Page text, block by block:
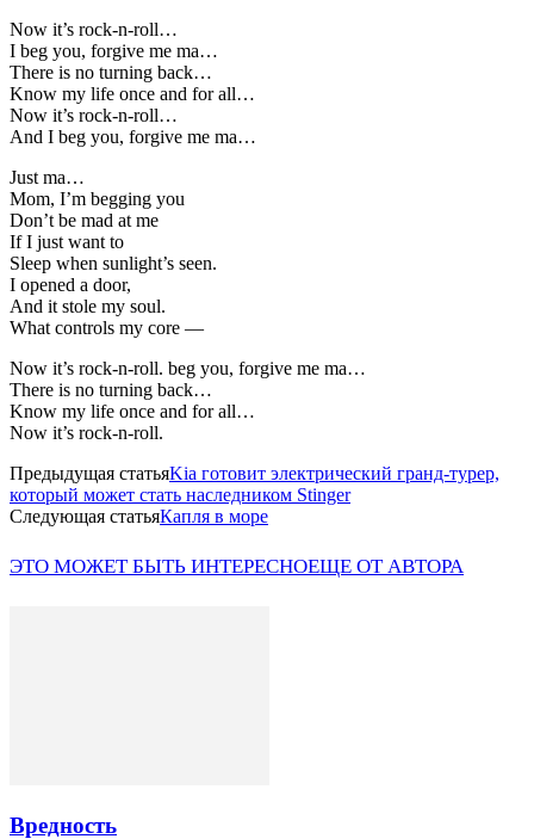
Now it’s rock-n-roll…
I beg you, forgive me ma…
There is no turning back…
Know my life once and for all…
Now it’s rock-n-roll…
And I beg you, forgive me ma…
Just ma…
Mom, I’m begging you
Don’t be mad at me
If I just want to
Sleep when sunlight’s seen.
I opened a door,
And it stole my soul.
What controls my core —
Now it’s rock-n-roll. beg you, forgive me ma…
There is no turning back…
Know my life once and for all…
Now it’s rock-n-roll.
Предыдущая статьяKia готовит электрический гранд-турер,
который может стать наследником Stinger
Следующая статьяКапля в море
ЭТО МОЖЕТ БЫТЬ ИНТЕРЕСНОЕЩЕ ОТ АВТОРА
Вредность